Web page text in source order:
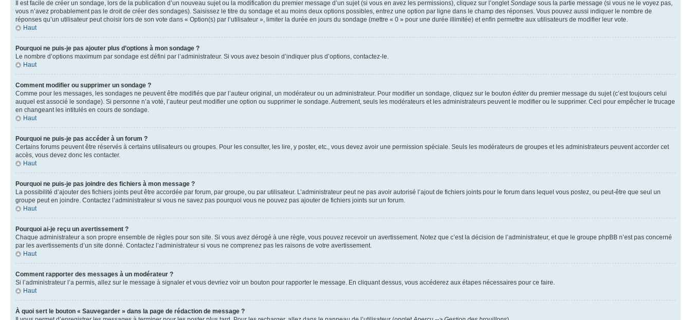
Il est facile de créer un sondage, lors de la publication d’un nouveau sujet ou la modification du premier message d’un sujet (si vous en avez les permissions), cliquez sur l’onglet Sondage sous la partie message (si vous ne le voyez pas,
vous n’avez probablement pas le droit de créer des sondages). Saisissez le titre du sondage et au moins deux options possibles, entrez une option par ligne dans le champ des réponses. Vous pouvez aussi indiquer le nombre de
réponses qu’un utilisateur peut choisir lors de son vote dans « Option(s) par l’utilisateur », limiter la durée en jours du sondage (mettre « 0 » pour une durée illimitée) et enfin permettre aux utilisateurs de modifier leur vote.
Haut
Pourquoi ne puis-je pas ajouter plus d’options à mon sondage ?
Le nombre d’options maximum par sondage est défini par l’administrateur. Si vous avez besoin d’indiquer plus d’options, contactez-le.
Haut
Comment modifier ou supprimer un sondage ?
Comme pour les messages, les sondages ne peuvent être modifiés que par l’auteur original, un modérateur ou un administrateur. Pour modifier un sondage, cliquez sur le bouton éditerdu premier message du sujet (c’est toujours celui
auquel est associé le sondage). Si personne n’a voté, l’auteur peut modifier une option ou supprimer le sondage. Autrement, seuls les modérateurs et les administrateurs peuvent le modifier ou le supprimer. Ceci pour empêcher le trucage
en changeant les intitulés en cours de sondage.
Haut
Pourquoi ne puis-je pas accéder à un forum ?
Certains forums peuvent être réservés à certains utilisateurs ou groupes. Pour les consulter, les lire, y poster, etc., vous devez avoir une permission spéciale. Seuls les modérateurs de groupes et les administrateurs peuvent accorder cet
accès, vous devez donc les contacter.
Haut
Pourquoi ne puis-je pas joindre des fichiers à mon message ?
La possibilité d’ajouter des fichiers joints peut être accordée par forum, par groupe, ou par utilisateur. L’administrateur peut ne pas avoir autorisé l’ajout de fichiers joints pour le forum dans lequel vous postez, ou peut-être que seul un
groupe peut en joindre. Contactez l’administrateur si vous ne savez pas pourquoi vous ne pouvez pas ajouter de fichiers joints sur un forum.
Haut
Pourquoi ai-je reçu un avertissement ?
Chaque administrateur a son propre ensemble de règles pour son site. Si vous avez dérogé à une règle, vous pouvez recevoir un avertissement. Notez que c’est la décision de l’administrateur, et que le groupe phpBB n’est pas concerné
par les avertissements d’un site donné. Contactez l’administrateur si vous ne comprenez pas les raisons de votre avertissement.
Haut
Comment rapporter des messages à un modérateur ?
Si l’administrateur l’a permis, allez sur le message à signaler et vous devriez voir un bouton pour rapporter le message. En cliquant dessus, vous accéderez aux étapes nécessaires pour ce faire.
Haut
À quoi sert le bouton « Sauvegarder » dans la page de rédaction de message ?